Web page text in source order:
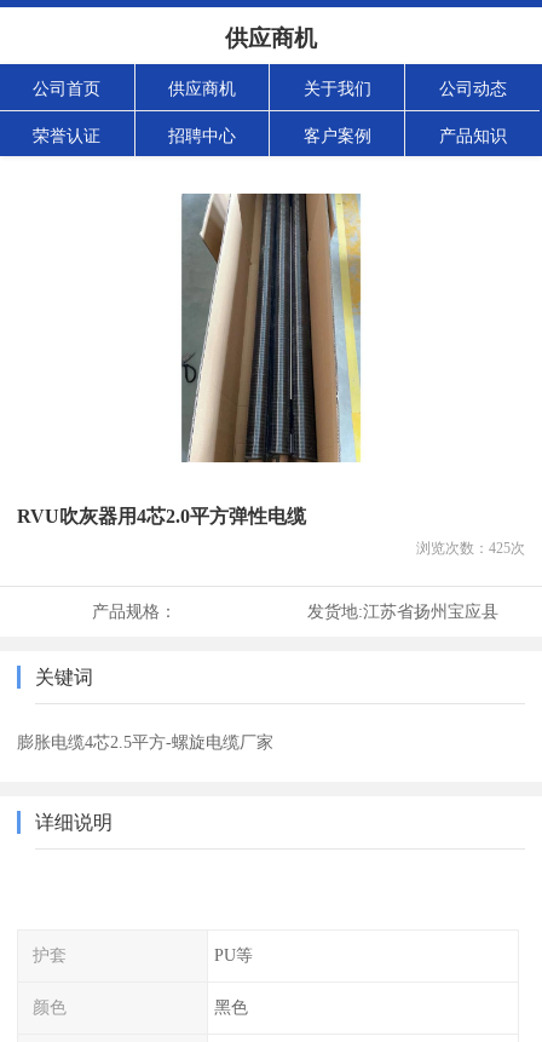
供应商机
公司首页 供应商机 关于我们 公司动态
荣誉认证 招聘中心 客户案例 产品知识
RVU吹灰器用4芯2.0平方弹性电缆
浏览次数： 425次
产品规格： 发货地:江苏省扬州宝应县
关键词
膨胀电缆4芯2.5平方-螺旋电缆厂家
详细说明
护套 PU等
颜色 黑色